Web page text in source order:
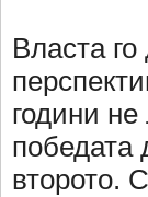
Власта
години
победата
второто.